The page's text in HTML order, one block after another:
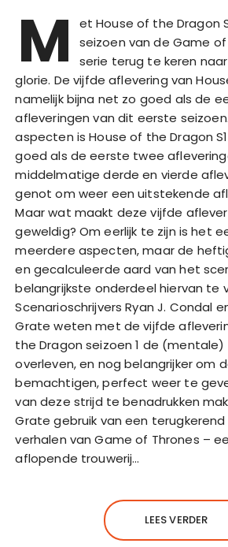
M
et House of the Dragon
seizoen van de Game
serie terug te keren
glorie. De vijfde aflevering van
namelijk bijna net zo goed als de
afleveringen van dit eerste
aspecten is House of the Dragon
goed als de eerste twee
middelmatige derde en vierde
genot om weer een uitstekende
Maar wat maakt deze vijfde
geweldig? Om eerlijk te zijn is het
meerdere aspecten, maar de
en gecalculeerde aard van het
belangrijkste onderdeel hiervan te
Scenarioschrijvers Ryan J. Condal
Grate weten met de vijfde
the Dragon seizoen 1 de
overleven, en nog belangrijker om
bemachtigen, perfect weer te
van deze strijd te benadrukken
Grate gebruik van een
verhalen van Game of Thrones –
aflopende trouwerij…
LEES VERDER